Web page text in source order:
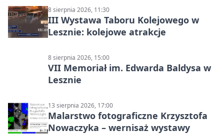
8 sierpnia 2026, 11:30
III Wystawa Taboru Kolejowego w
Lesznie: kolejowe atrakcje
8 sierpnia 2026, 15:00
VII Memoriał im. Edwarda Baldysa w
Lesznie
13 sierpnia 2026, 17:00
Malarstwo fotograficzne Krzysztofa
Nowaczyka – wernisaż wystawy